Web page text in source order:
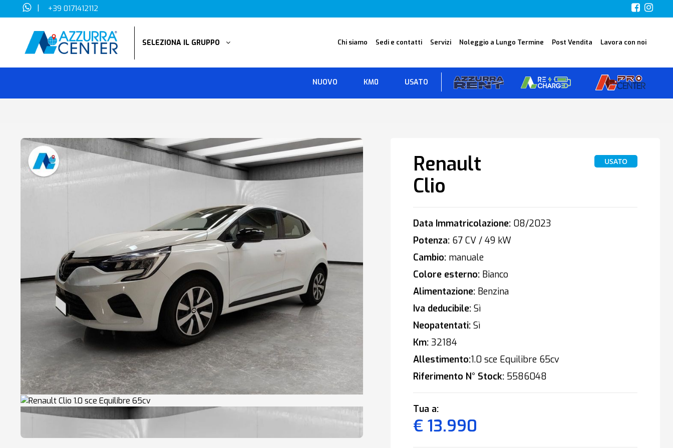
| +39 0171412112
SELEZIONA IL GRUPPO Chi siamo Sedi e contatti Servizi Noleggio a Lungo Termine Post Vendita Lavora con noi
NUOVO KM0 USATO
Renault
Clio
USATO
Data Immatricolazione:08/2023
Potenza:67 CV / 49 kW
Cambio:manuale
Colore esterno:Bianco
Alimentazione:Benzina
Iva deducibile:Sì
Neopatentati:Sì
Km:32184
Allestimento:1.0 sce Equilibre 65cv
Riferimento N° Stock:5586048
Tua a:
€ 13.990